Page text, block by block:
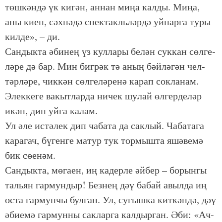
төш­кән­дә үк ки­гән, ан­нан ми­ңа кал­ды. Ми­ңа,
аны ки­еп, сәх­нә­дә спек­такль­ләр­дә уй­нар­га ту­ры
кил­де», – ди.
Сан­дык­та әби­нең үз кул­ла­ры бе­лән сук­кан сөл­ге­
лә­ре дә бар. Мин биг­рәк тә аның бәй­лә­гән чел­
тәр­лә­ре, чик­кән сөл­ге­лә­ре­нә ка­рап сок­ла­нам.
Элек­ке­ге ва­кыт­лар­да ни­чек шу­лай өл­гер­де­ләр
икән, дип уй­га ка­лам.
Ул әле ис­тә­лек дип ча­ба­та да сак­лый. Ча­ба­та­га
ка­ра­гач, бү­ген­ге ма­тур тук тор­мыш­та яшә­ве­мә
бик сө­е­нәм.
Сан­дык­та, мө­га­ен, иң ка­дер­ле әй­бер – бо­рын­гы
таль­ян гар­мун­дыр! Без­нең дәү ба­бай авыл­да иң
ос­та гар­мун­чы бул­ган. Ул, су­гыш­ка кит­кән­дә, дәү
әби­е­мә гар­мун­ны сак­лар­га кал­дыр­ган. Әби: «Ач­